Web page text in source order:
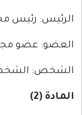
الرئيس: رئيس
العضو: عضو
الشخص: الشخص
المادة (2)